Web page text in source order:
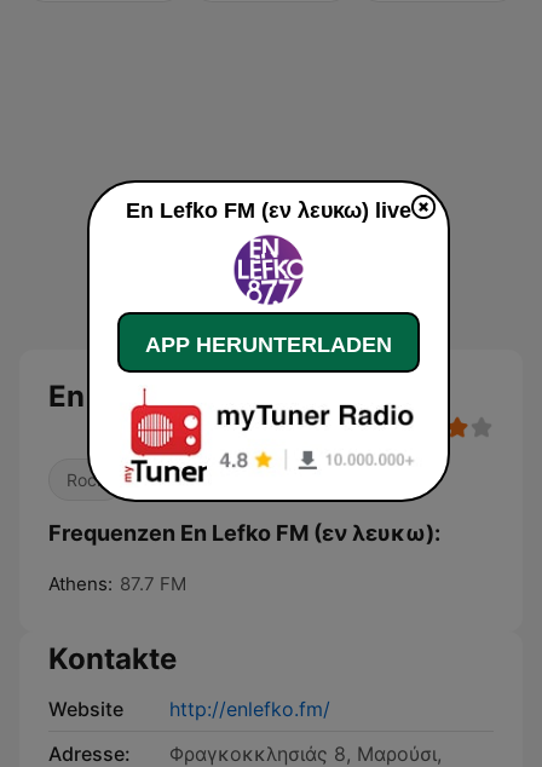
En Lefko FM (εν λευκω)
Rock Pop / Top 40
Frequenzen En Lefko FM (εν λευκω):
Athens: 87.7 FM
Kontakte
Website
http://enlefko.fm/
Adresse:
Φραγκοκκλησιάς 8, Μαρούσι,
En Lefko FM (εν λευκω) live
APP HERUNTERLADEN